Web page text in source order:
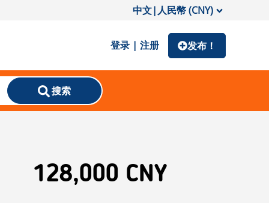
中文| 人民幣 (CNY)
登录 | 注册 发布！
搜索
128,000 CNY